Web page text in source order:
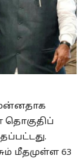
தொகுதிப்
மீதமுள்ள 63